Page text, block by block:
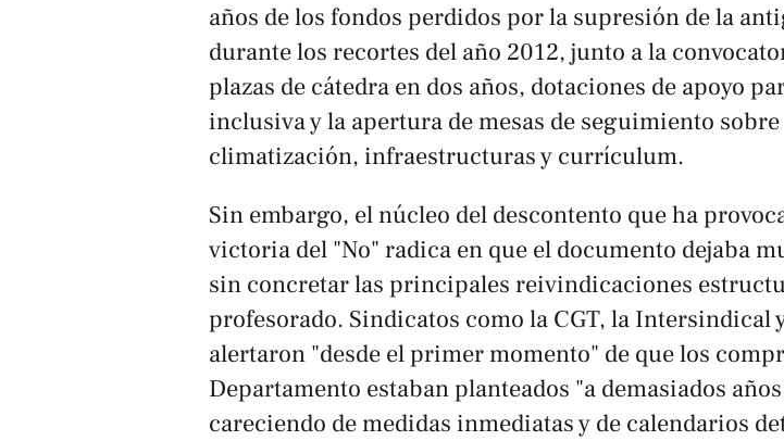
años de los fondos perdidos por la supresión de la
durante los recortes del año 2012, junto a la
plazas de cátedra en dos años, dotaciones de apoyo
inclusiva y la apertura de mesas de seguimiento sobre
climatización, infraestructuras y currículum.
Sin embargo, el núcleo del descontento que ha
victoria del "No" radica en que el documento dejaba
sin concretar las principales reivindicaciones
profesorado. Sindicatos como la CGT, la Intersindical
alertaron "desde el primer momento" de que los
Departamento estaban planteados "a demasiados
careciendo de medidas inmediatas y de calendarios